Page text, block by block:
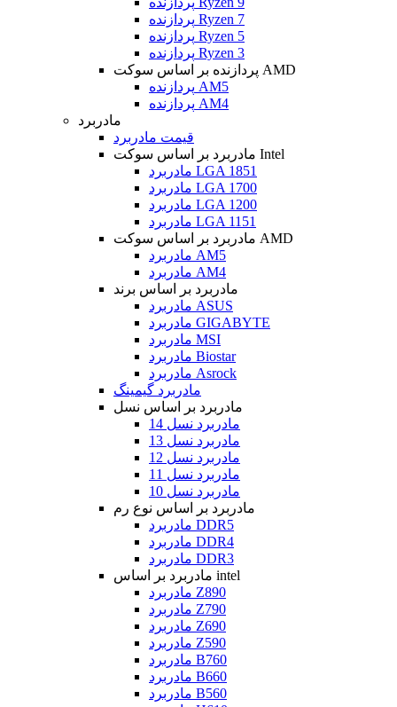
پردازنده Ryzen 7
پردازنده Ryzen 5
پردازنده Ryzen 3
پردازنده بر اساس سوکت AMD
پردازنده AM5
پردازنده AM4
مادربرد
قیمت مادربرد
مادربرد بر اساس سوکت Intel
مادربرد LGA 1851
مادربرد LGA 1700
مادربرد LGA 1200
مادربرد LGA 1151
مادربرد بر اساس سوکت AMD
مادربرد AM5
مادربرد AM4
مادربرد بر اساس برند
مادربرد ASUS
مادربرد GIGABYTE
مادربرد MSI
مادربرد Biostar
مادربرد Asrock
مادربرد گیمینگ
مادربرد بر اساس نسل
مادربرد نسل 14
مادربرد نسل 13
مادربرد نسل 12
مادربرد نسل 11
مادربرد نسل 10
مادربرد بر اساس نوع رم
مادربرد DDR5
مادربرد DDR4
مادربرد DDR3
مادربرد بر اساس intel
مادربرد Z890
مادربرد Z790
مادربرد Z690
مادربرد Z590
مادربرد B760
مادربرد B660
مادربرد B560